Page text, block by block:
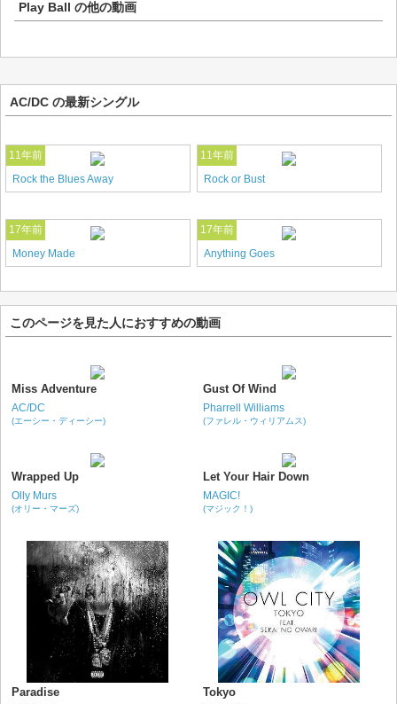
Play Ball の他の動画
AC/DC の最新シングル
11年前
Rock the Blues Away
11年前
Rock or Bust
17年前
Money Made
17年前
Anything Goes
このページを見た人におすすめの動画
Miss Adventure
AC/DC
(エーシー・ディーシー)
Gust Of Wind
Pharrell Williams
(ファレル・ウィリアムス)
Wrapped Up
Olly Murs
(オリー・マーズ)
Let Your Hair Down
MAGIC!
(マジック！)
Paradise Tokyo